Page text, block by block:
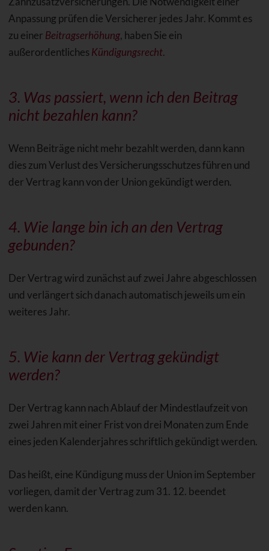
Anpassung prüfen die Versicherer jedes Jahr. Kommt es
zu einer Beitragserhöhung, haben Sie ein
außerordentlichesKündigungsrecht.
3. Was passiert, wenn ich den Beitrag
nicht bezahlen kann?
Wenn Beiträge nicht mehr bezahlt werden, dann kann
dies zum Verlust des Versicherungsschutzes führen und
der Vertrag kann von der Union gekündigt werden.
4. Wie lange bin ich an den Vertrag
gebunden?
Der Vertrag wird zunächst auf zwei Jahre abgeschlossen
und verlängert sich danach automatisch jeweils um ein
weiteres Jahr.
5. Wie kann der Vertrag gekündigt
werden?
Der Vertrag kann nach Ablauf der Mindestlaufzeit von
zwei Jahren mit einer Frist von drei Monaten zum Ende
eines jeden Kalenderjahres schriftlich gekündigt werden.
Das heißt, eine Kündigung muss der Union im September
vorliegen, damit der Vertrag zum 31. 12. beendet
werden kann.